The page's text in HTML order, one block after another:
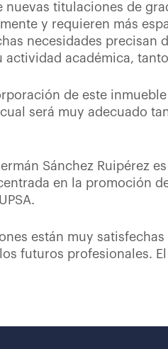
nuevas titulaciones de
y requieren más
necesidades precisan
actividad académica,
de este
será muy adecuado
Sánchez Ruipérez
en la promoción
están muy
futuros profesionales.